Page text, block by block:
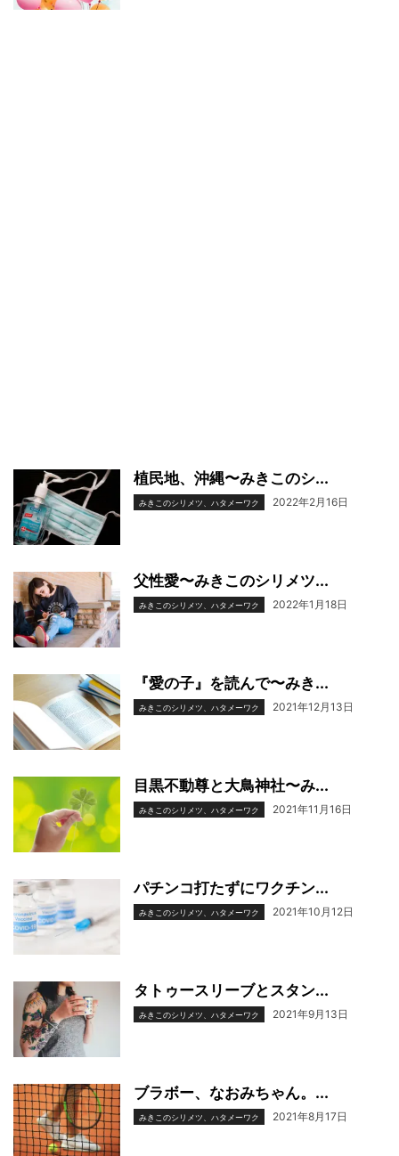
植民地、沖縄〜みきこのシ...
みきこのシリメツ、ハタメーワク 2022年2月16日
父性愛〜みきこのシリメツ...
みきこのシリメツ、ハタメーワク 2022年1月18日
『愛の子』を読んで〜みき...
みきこのシリメツ、ハタメーワク 2021年12月13日
目黒不動尊と大鳥神社〜み...
みきこのシリメツ、ハタメーワク 2021年11月16日
パチンコ打たずにワクチン...
みきこのシリメツ、ハタメーワク 2021年10月12日
タトゥースリーブとスタン...
みきこのシリメツ、ハタメーワク 2021年9月13日
ブラボー、なおみちゃん。...
みきこのシリメツ、ハタメーワク 2021年8月17日